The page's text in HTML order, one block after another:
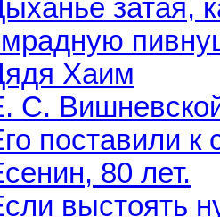
затая,
Хаим
С.
поставили к
80 лет.
выстоять